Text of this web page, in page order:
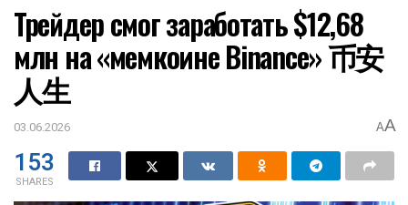
Трейдер смог заработать $12,68
млн на «мемкоине Binance» 币安
人生
03.06.2026 AA
153
SHARES